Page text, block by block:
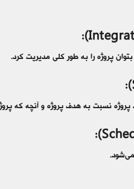
پروژه را به طور کلی مدیریت کرد.
نسبت به هدف پروژه و آنچه که
می‌شود.